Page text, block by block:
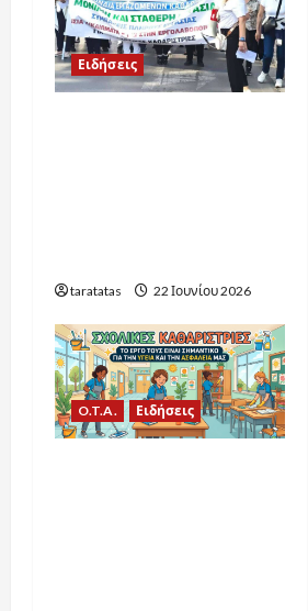
Ειδήσεις
taratatas 22 Ιουνίου 2026
O.T.A. Ειδήσεις